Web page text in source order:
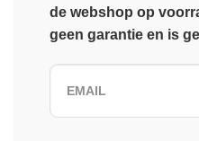
de webshop op
geen garantie en is